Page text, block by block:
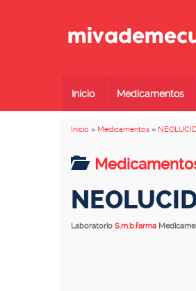
Inicio Medicamentos
Inicio » Medicamentos »
Laboratorio S.m.b.farma